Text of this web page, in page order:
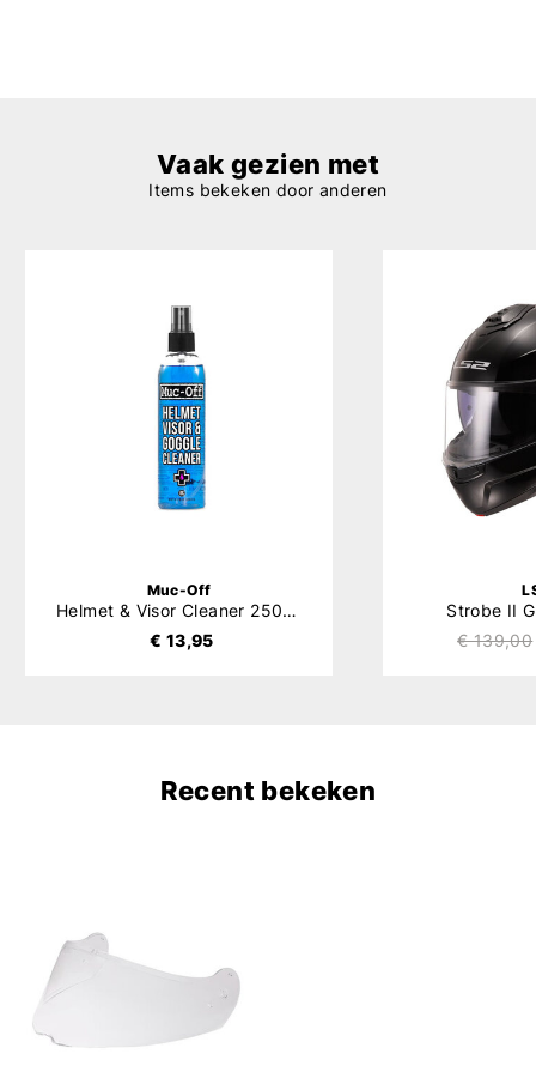
Vaak gezien met
Items bekeken door anderen
Muc-Off
Helmet & Visor Cleaner 250ml
€ 13,95
Strobe II
€ 139,00
Recent bekeken